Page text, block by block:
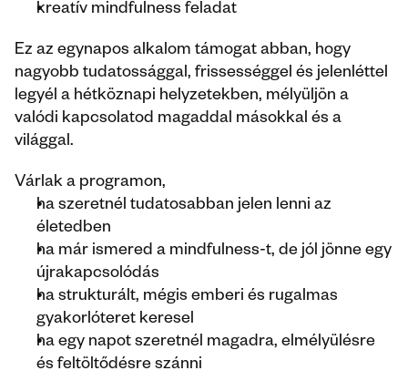
kreatív mindfulness feladat
Ez az egynapos alkalom támogat abban, hogy
nagyobb tudatossággal, frissességgel és jelenléttel
legyél a hétköznapi helyzetekben, mélyüljön a
valódi kapcsolatod magaddal másokkal és a
világgal.
Várlak a programon,
ha szeretnél tudatosabban jelen lenni az
életedben
ha már ismered a mindfulness-t, de jól jönne egy
újrakapcsolódás
ha strukturált, mégis emberi és rugalmas
gyakorlóteret keresel
ha egy napot szeretnél magadra, elmélyülésre
és feltöltődésre szánni